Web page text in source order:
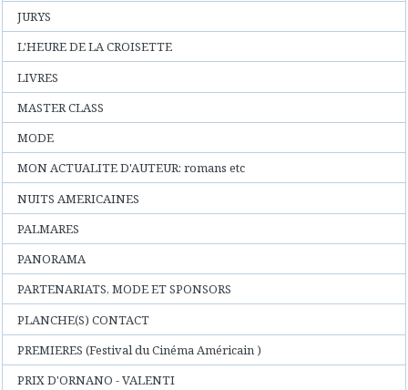
JURYS
L'HEURE DE LA CROISETTE
LIVRES
MASTER CLASS
MODE
MON ACTUALITE D'AUTEUR: romans etc
NUITS AMERICAINES
PALMARES
PANORAMA
PARTENARIATS, MODE ET SPONSORS
PLANCHE(S) CONTACT
PREMIERES (Festival du Cinéma Américain )
PRIX D'ORNANO - VALENTI